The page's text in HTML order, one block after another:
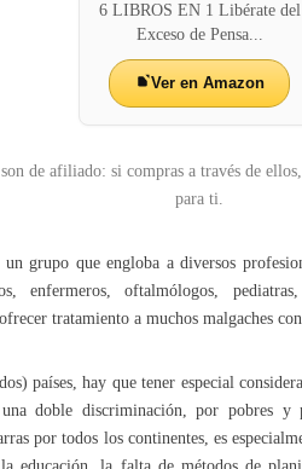
6 LIBROS EN 1 Libérate del
Exceso de Pensa...
Ver en Amazon
de afiliado: si compras a través de
para ti.
un grupo que engloba a diversos
enfermeros, oftalmólogos,
tratamiento a muchos malgaches
países, hay que tener especial
doble discriminación, por pobres y
por todos los continentes, es